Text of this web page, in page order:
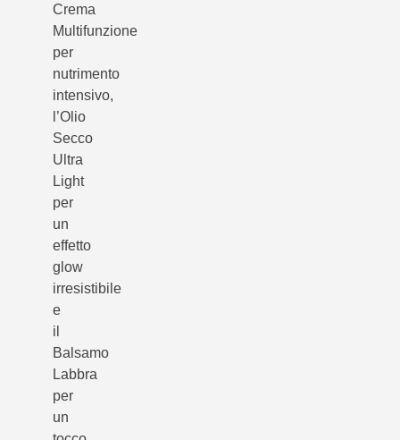
Crema
Multifunzione
per
nutrimento
intensivo,
l’Olio
Secco
Ultra
Light
per
un
effetto
glow
irresistibile
e
il
Balsamo
Labbra
per
un